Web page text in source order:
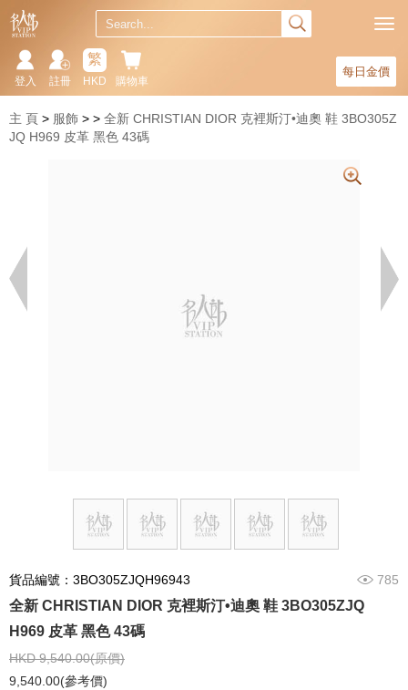
每日金價
購物車
繁
HKD
註冊
登入
主 頁 服飾
全新 CHRISTIAN DIOR 克裡斯汀•迪奧 鞋 3BO305Z
JQ H969 皮革 黑色 43碼
貨品編號：3BO305ZJQH96943 785
全新 CHRISTIAN DIOR 克裡斯汀•迪奧 鞋 3BO305ZJQ
H969 皮革 黑色 43碼
HKD 9,540.00(原價)
9,540.00(參考價)